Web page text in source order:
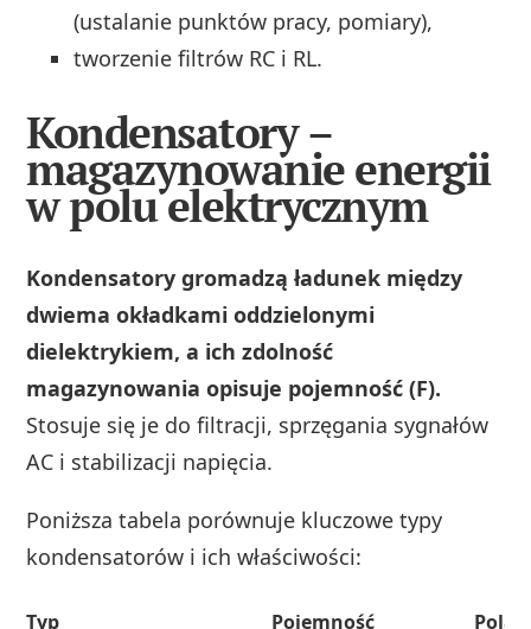
(ustalanie punktów pracy, pomiary),
tworzenie filtrów RC i RL.
Kondensatory –
magazynowanie energii
w polu elektrycznym
Kondensatory gromadzą ładunek między
dwiema okładkami oddzielonymi
dielektrykiem, a ich zdolność
magazynowania opisuje pojemność (F).
Stosuje się je do filtracji, sprzęgania sygnałów
AC i stabilizacji napięcia.
Poniższa tabela porównuje kluczowe typy
kondensatorów i ich właściwości:
Typ Pojemność